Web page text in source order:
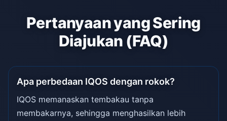
Pertanyaan yang Sering
Diajukan (FAQ)
Apa perbedaan IQOS dengan rokok?
IQOS memanaskan tembakau tanpa
membakarnya, sehingga menghasilkan lebih